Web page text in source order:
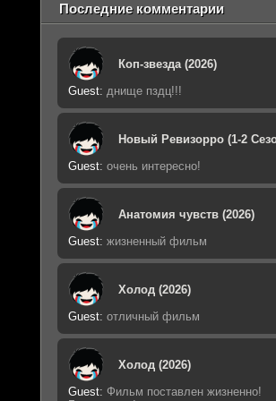
Последние комментарии
Коп-звезда (2026)
Guest: днище пздц!!!
Новый Ревизорро (1-2
Guest: очень интересно!
Анатомия чувств (2026)
Guest: жизненный фильм
Холод (2026)
Guest: отличный фильм
Холод (2026)
Guest: Фильм поставлен жизненно!